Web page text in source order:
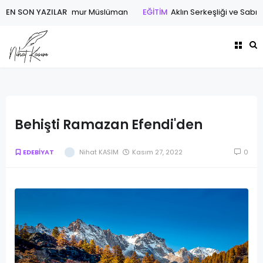
ŞİİR Dört Başı Mamur Müslüman EĞİTİM Aklın Serkeşliği ve Sabır
EN SON YAZILAR
Behişti Ramazan Efendi'den
EDEBİYAT Nihat KASIM Kasım 27, 2022 0